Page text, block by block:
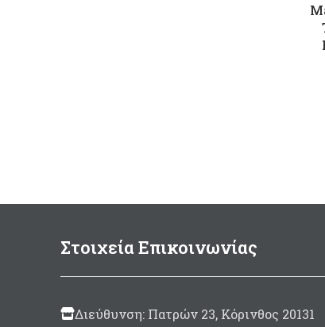
Στοιχεία Επικοινωνίας
Διεύθυνση: Πατρών 23, Κόρινθος 20131